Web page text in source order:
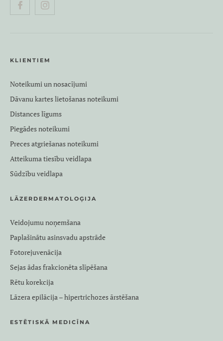
KLIENTIEM
Noteikumi un nosacījumi
Dāvanu kartes lietošanas noteikumi
Distances līgums
Piegādes noteikumi
Preces atgriešanas noteikumi
Atteikuma tiesību veidlapa
Sūdzību veidlapa
LĀZERDERMATOLOĢIJA
Veidojumu noņemšana
Paplašinātu asinsvadu apstrāde
Fotorejuvenācija
Sejas ādas frakcionēta slīpēšana
Rētu korekcija
Lāzera epilācija – hipertrichozes ārstēšana
ESTĒTISKĀ MEDICĪNA